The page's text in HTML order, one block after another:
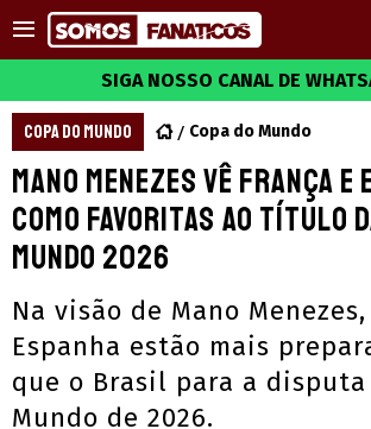
SIGA NOSSO CANAL DE
COPA DO MUNDO Copa do Mundo
Mano Menezes vê França e
como favoritas ao título
Mundo 2026
Na visão de Mano
Espanha estão mais
que o Brasil para a disputa
Mundo de 2026.